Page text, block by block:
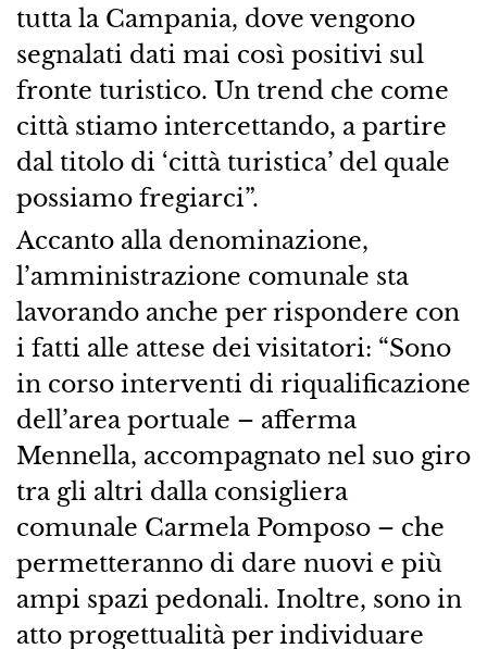
tutta la Campania, dove vengono
segnalati dati mai così positivi sul
fronte turistico. Un trend che come
città stiamo intercettando, a partire
dal titolo di ‘città turistica’ del quale
possiamo fregiarci”.
Accanto alla denominazione,
l’amministrazione comunale sta
lavorando anche per rispondere con
i fatti alle attese dei visitatori: “Sono
in corso interventi di riqualificazione
dell’area portuale – afferma
Mennella, accompagnato nel suo giro
tra gli altri dalla consigliera
comunale Carmela Pomposo – che
permetteranno di dare nuovi e più
ampi spazi pedonali. Inoltre, sono in
atto progettualità per individuare